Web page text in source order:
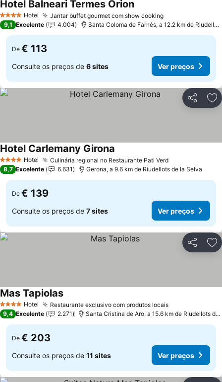
4 EstrelasHotel Jantar buffet gourmet com show cooking
Hotel Balneari Termes Orion
9,1 Excelente 4.004 Santa Coloma de Farnés, a 12.2 km de Riudellots de la Selva
De € 113
Consulte os preços de 6 sites Ver preços
Partilhar
4 EstrelasHotel Culinária regional no Restaurante Pati Verd
Hotel Carlemany Girona
8,7 Excelente 6.631 Gerona, a 9.6 km de Riudellots de la Selva
De € 139
Consulte os preços de 7 sites Ver preços
Partilhar
4 EstrelasHotel Restaurante exclusivo com produtos locais
Mas Tapiolas
9,4 Excelente 2.271 Santa Cristina de Aro, a 15.6 km de Riudellots de la Selva
De € 203
Consulte os preços de 11 sites Ver preços